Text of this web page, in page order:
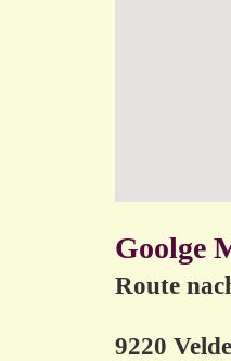
Goolge
Route
9220